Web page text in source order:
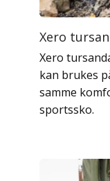
Xero
Xero
kan brukes
samme
sportssko.